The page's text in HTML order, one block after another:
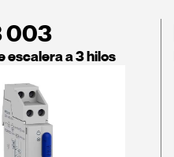
003
escalera a 3 hilos